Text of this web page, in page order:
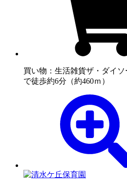
買い物：生活雑貨ザ・ダイソ
で徒歩約6分（約460ｍ）